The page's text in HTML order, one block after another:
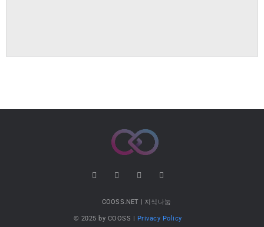
COOSS.NET | 지식나눔
© 2025 by COOSS | Privacy Policy